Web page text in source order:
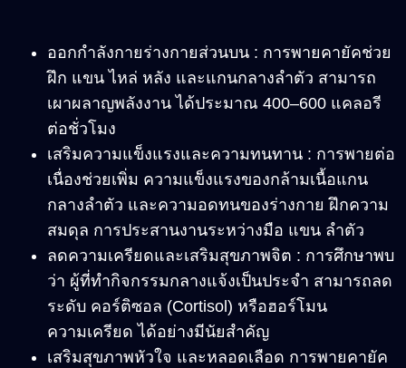
ออกกำลังกายร่างกายส่วนบน : การพายคายัคช่วย
ฝึก แขน ไหล่ หลัง และแกนกลางลำตัว สามารถ
เผาผลาญพลังงาน ได้ประมาณ 400–600 แคลอรี
ต่อชั่วโมง
เสริมความแข็งแรงและความทนทาน : การพายต่อ
เนื่องช่วยเพิ่ม ความแข็งแรงของกล้ามเนื้อแกน
กลางลำตัว และความอดทนของร่างกาย ฝึกความ
สมดุล การประสานงานระหว่างมือ แขน ลำตัว
ลดความเครียดและเสริมสุขภาพจิต : การศึกษาพบ
ว่า ผู้ที่ทำกิจกรรมกลางแจ้งเป็นประจำ สามารถลด
ระดับ คอร์ติซอล (Cortisol) หรือฮอร์โมน
ความเครียด ได้อย่างมีนัยสำคัญ
เสริมสุขภาพหัวใจ และหลอดเลือด การพายคายัค